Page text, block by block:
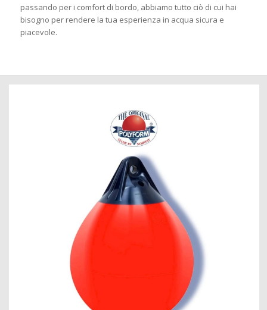
passando per i comfort di bordo, abbiamo tutto ciò di cui hai
bisogno per rendere la tua esperienza in acqua sicura e
piacevole.